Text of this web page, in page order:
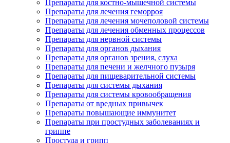
Препараты для костно-мышечной системы
Препараты для лечения геморроя
Препараты для лечения мочеполовой системы
Препараты для лечения обменных процессов
Препараты для нервной системы
Препараты для органов дыхания
Препараты для органов зрения, слуха
Препараты для печени и желчного пузыря
Препараты для пищеварительной системы
Препараты для системы дыхания
Препараты для системы кровообращения
Препараты от вредных привычек
Препараты повышающие иммунитет
Препараты при простудных заболеваниях и
гриппе
Простуда и грипп